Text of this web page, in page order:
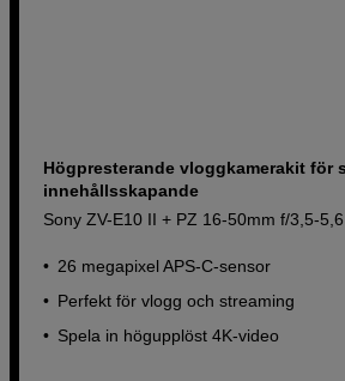
Högpresterande vloggkamerakit för
innehållsskapande
Sony ZV-E10 II + PZ 16-50mm f/3,5-
26 megapixel APS-C-sensor
Perfekt för vlogg och streaming
Spela in högupplöst 4K-video